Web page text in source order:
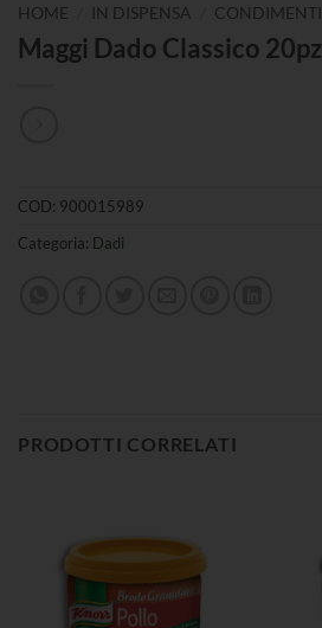
HOME IN DISPENSA CONDIMENTI
Maggi Dado Classico 20pz
COD: 900015989
Categoria: Dadi
PRODOTTI CORRELATI